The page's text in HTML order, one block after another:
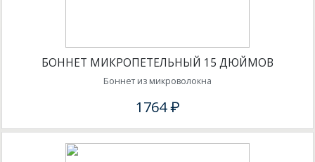
БОННЕТ МИКРОПЕТЕЛЬНЫЙ 15 ДЮЙМОВ
Боннет из микроволокна
1764 ₽